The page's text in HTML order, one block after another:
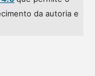
da autoria e